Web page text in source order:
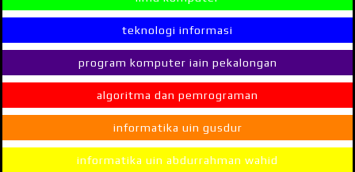
teknologi informasi
program komputer iain pekalongan
algoritma dan pemrograman
informatika uin gusdur
informatika uin abdurrahman wahid